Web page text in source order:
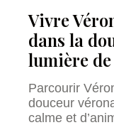
Vivre
dans la
lumière de
Parcourir
douceur
calme et